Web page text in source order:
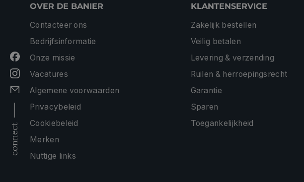
connect
OVER DE BANIER
Contacteer ons
Bedrijfsinformatie
Onze missie
Vacatures
Algemene voorwaarden
Privacybeleid
Cookiebeleid
Merken
Nuttige links
KLANTENSERVICE
Zakelijk bestellen
Veilig betalen
Levering & verzending
Ruilen & herroepingsrecht
Garantie
Sparen
Toegankelijkheid